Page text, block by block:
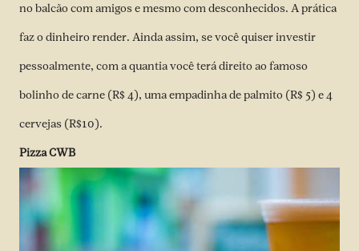
no balcão com amigos e mesmo com desconhecidos. A prática
faz o dinheiro render. Ainda assim, se você quiser investir
pessoalmente, com a quantia você terá direito ao famoso
bolinho de carne (R$ 4), uma empadinha de palmito (R$ 5) e 4
cervejas (R$10).
Pizza CWB